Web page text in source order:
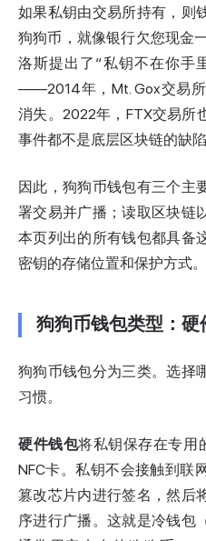
如果私钥由交易所持有，则
狗狗币，就像银行欠您现金
洛斯提出了“私钥不在你手
——2014年，Mt. Gox交易
消失。2022年，FTX交易所
事件都不是底层区块链的缺
因此，狗狗币钱包有三个主
署交易并广播；读取区块链
本页列出的所有钱包都具备
密钥的存储位置和保护方式。
狗狗币钱包类型：
狗狗币钱包分为三类。选择
习惯。
硬件钱包将私钥保存在专用
NFC卡。私钥不会接触到联
篡改芯片内进行签名，然后
序进行广播。这就是冷钱包